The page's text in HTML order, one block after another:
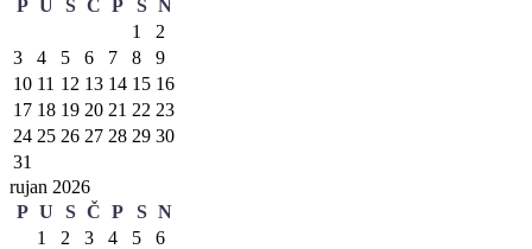
P U S Č P S
N
1
2
3
4 5 6 7 8
9
10 11 12 13 14 15 16
17 18 19 20 21 22 23
24 25 26 27 28 29 30
31
rujan 2026
P U S Č P S N
1
2 3 4 5
6